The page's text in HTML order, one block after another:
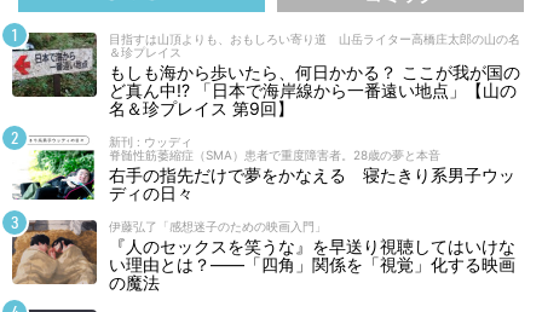
目指すは山頂よりも、おもしろい寄り道 山岳ライター高橋庄太郎の山の名
＆珍プレイス
もしも海から歩いたら、何日かかる？ ここが我が国の
ど真ん中!? 「日本で海岸線から一番遠い地点」【山の
名＆珍プレイス 第9回】
新刊 : ウッディ
脊髄性筋萎縮症（SMA）患者で重度障害者。28歳の夢と本音
右手の指先だけで夢をかなえる 寝たきり系男子ウッ
ディの日々
伊藤弘了「感想迷子のための映画入門」
『人のセックスを笑うな』を早送り視聴してはいけな
い理由とは？――「四角」関係を「視覚」化する映画
の魔法